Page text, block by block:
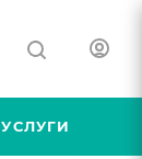
УСЛУГИ